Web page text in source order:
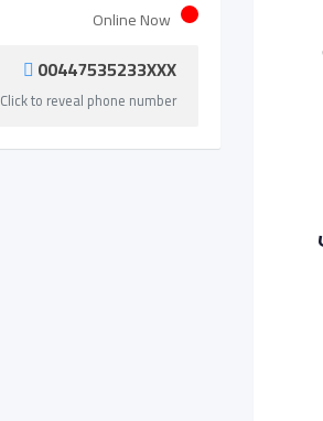
Online Now
00447535233XXX
Click to reveal phone number